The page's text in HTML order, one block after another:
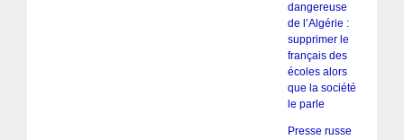
dangereuse
de l’Algérie :
supprimer le
français des
écoles alors
que la société
le parle
Presse russe